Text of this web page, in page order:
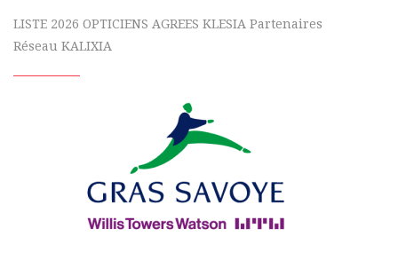
LISTE 2026 OPTICIENS AGREES KLESIA Partenaires
Réseau KALIXIA